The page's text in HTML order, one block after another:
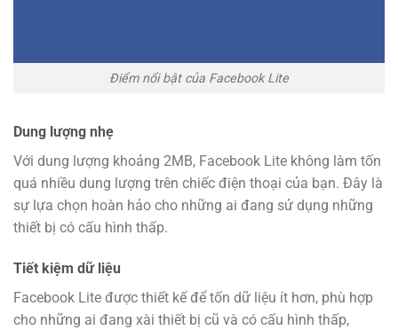
Điểm nổi bật của Facebook Lite
Dung lượng nhẹ
Với dung lượng khoảng 2MB, Facebook Lite không làm tốn
quá nhiều dung lượng trên chiếc điện thoại của bạn. Đây là
sự lựa chọn hoàn hảo cho những ai đang sử dụng những
thiết bị có cấu hình thấp.
Tiết kiệm dữ liệu
Facebook Lite được thiết kế để tốn dữ liệu ít hơn, phù hợp
cho những ai đang xài thiết bị cũ và có cấu hình thấp,